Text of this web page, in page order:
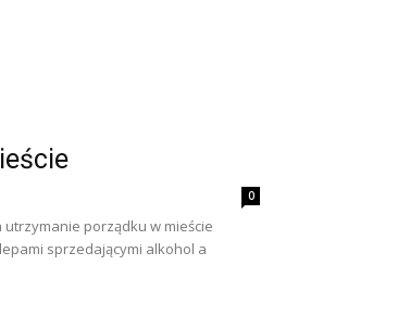
0
porządku w mieście
sprzedającymi alkohol a